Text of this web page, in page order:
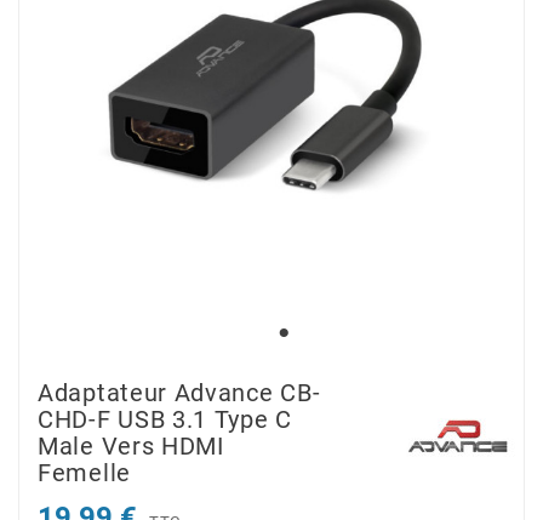
Adaptateur Advance CB-
CHD-F USB 3.1 Type C
Male Vers HDMI
Femelle